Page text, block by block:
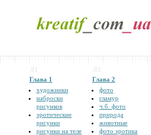
Глава 1
художники
наброски
рисунков
эротические
рисунки
рисунки на теле
Глава 2
фото
гламур
ч.б. фото
природа
животные
фото эротика